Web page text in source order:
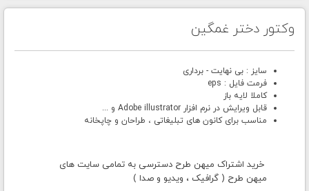
وکتور دختر غمگین
سایز : بی نهایت - برداری
فرمت فایل : eps
کاملا لایه باز
قابل ویرایش در نرم افزار Adobe illustrator و ...
مناسب برای کانون های تبلیغاتی ، طراحان و چاپخانه
خرید اشتراک میهن طرح دسترسی به تمامی سایت های
میهن طرح ( گرافیک ، ویدیو و صدا )